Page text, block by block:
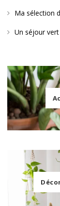
Ma sélection
Un séjour vert